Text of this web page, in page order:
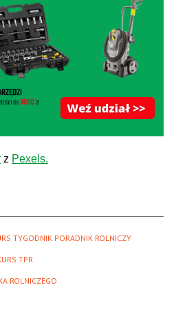
z Pexels.
TYGODNIK PORADNIK ROLNICZY
TPR
ROLNICZEGO